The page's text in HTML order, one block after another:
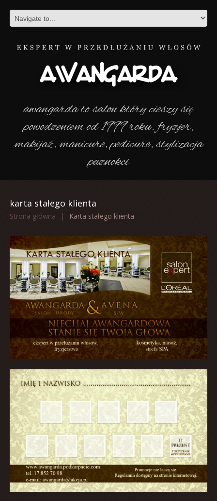
awangarda to salon który cieszy się
powodzeniem od 1999 roku. fryzjer,
makijaż, manicure, pedicure, stylizacja
paznokci
karta stałego klienta
Strona główna Karta stałego klienta